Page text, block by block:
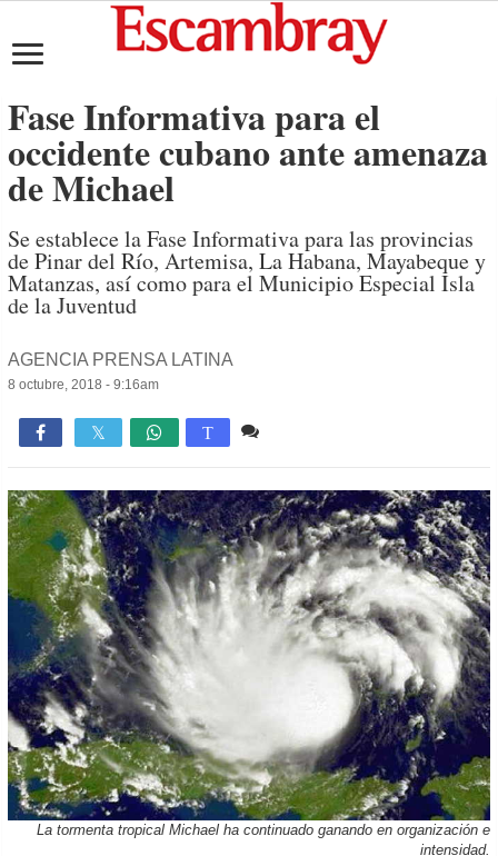
Fase Informativa para el
occidente cubano ante amenaza
de Michael
Se establece la Fase Informativa para las provincias
de Pinar del Río, Artemisa, La Habana, Mayabeque y
Matanzas, así como para el Municipio Especial Isla
de la Juventud
AGENCIA PRENSA LATINA
8 octubre, 2018 - 9:16am
 T
La tormenta tropical Michael ha continuado ganando en organización e
intensidad.